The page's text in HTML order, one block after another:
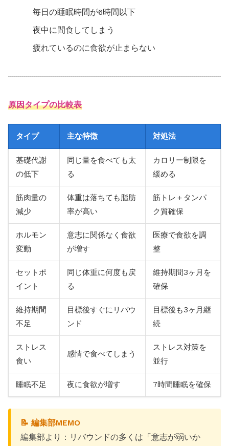
毎日の睡眠時間が6時間以下
夜中に間食してしまう
疲れているのに食欲が止まらない
原因タイプの比較表
タイプ 主な特徴 対処法
基礎代謝
の低下
同じ量を食べても太
る
カロリー制限を
緩める
筋肉量の
減少
体重は落ちても脂肪
率が高い
筋トレ＋タンパ
ク質確保
ホルモン
変動
意志に関係なく食欲
が増す
医療で食欲を調
整
セットポ
イント
同じ体重に何度も戻
る
維持期間3ヶ月を
確保
維持期間
不足
目標後すぐにリバウ
ンド
目標後も3ヶ月継
続
ストレス
食い
感情で食べてしまう
ストレス対策を
並行
睡眠不足 夜に食欲が増す 7時間睡眠を確保
📝 編集部MEMO
編集部より：リバウンドの多くは「意志が弱いか